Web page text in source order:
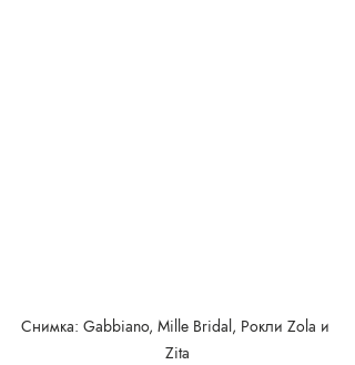
Снимка: Gabbiano, Mille Bridal, Рокли Zola и
Zita